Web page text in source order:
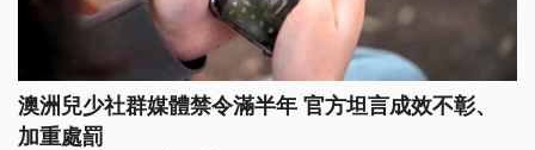
澳洲兒少社群媒體禁令滿半年 官方坦言成效不彰、
加重處罰